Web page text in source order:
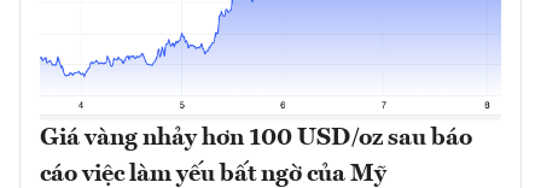
Giá vàng nhảy hơn 100 USD/oz sau báo
cáo việc làm yếu bất ngờ của Mỹ